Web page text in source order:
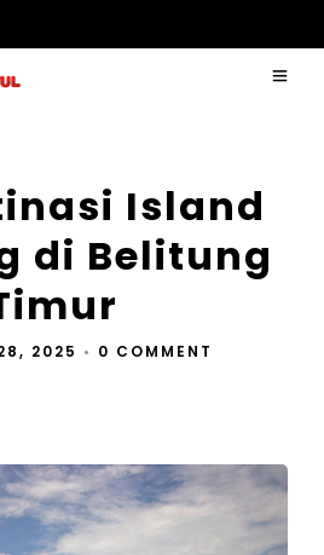
Island
di Belitung
2025 • 0 COMMENT